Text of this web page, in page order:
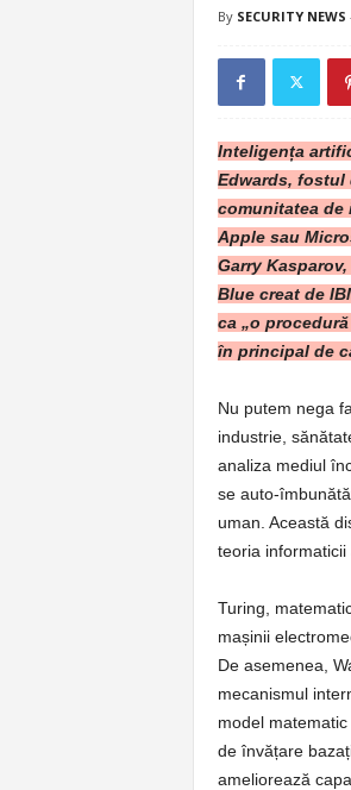
By SECURITY NEWS
Inteligența
Edwards, fostul
comunitatea de
Apple sau
Garry
Blue creat de
ca „o
în principal de
Nu putem nega
industrie,
analiza mediul
se auto-
uman. Această
teoria informaticii
Turing,
mașinii
De asemenea,
mecanismul
model
de învățare
ameliorează